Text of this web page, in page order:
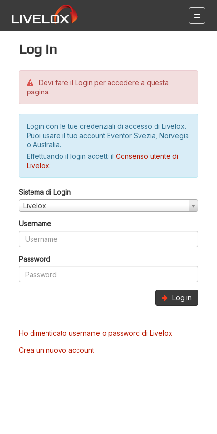
Log in
Devi fare il Login per accedere a questa
pagina.
Login con le tue credenziali di accesso di Livelox.
Puoi usare il tuo account Eventor Svezia, Norvegia
o Australia.
Effettuando il login accetti il Consenso utente di
Livelox.
Sistema di Login
Livelox
Username
Password
Log in
Ho dimenticato username o password di Livelox
Crea un nuovo account